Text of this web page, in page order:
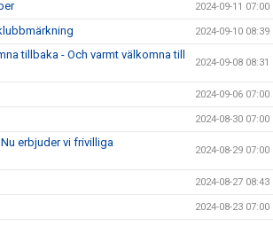
2024-09-11 07:00
2024-09-10 08:39
tillbaka - Och varmt välkomna till
2024-09-08 08:31
2024-09-06 07:00
2024-08-30 07:00
erbjuder vi frivilliga
2024-08-29 07:00
2024-08-27 08:43
2024-08-23 07:00